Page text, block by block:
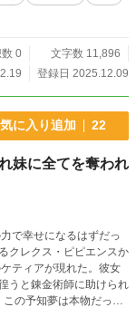
0
文字数 11,896
登録日 2025.12.09
に入り追加 22
妹に全てを奪われ
クレクス・ピピエンスか
ティアが現れた。彼女
うと錬金術師に助けられ